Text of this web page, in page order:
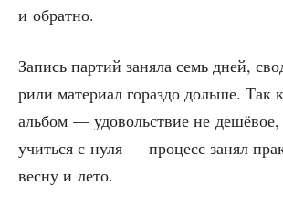
и обратно.
Запись пар­тий заня­ла семь дней,
ри­ли мате­ри­ал гораз­до доль­ше. Так
аль­бом — удо­воль­ствие не
учить­ся с нуля — про­цесс занял
вес­ну и лето.